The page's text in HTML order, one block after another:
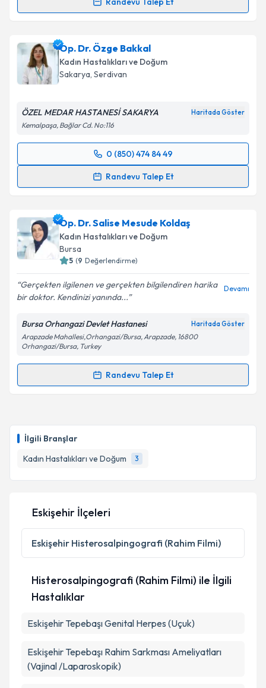
İlgili Branşlar
Kadın Hastalıkları ve Doğum
3
takvim hazırlandığında e-posta ile bilgilendireceğiz.
E-posta Adresiniz
Kişisel verilerimin işlenmesine ilişkin
Metni'ni okudum ve kişisel verilerimin belirtilen
kapsamda işlenmesini kabul ediyorum.
Takvim Talebini Gönder
Op. Dr. Özge Bakkal
Kadın Hastalıkları ve Doğum
Sakarya, Serdivan
ÖZEL MEDAR HASTANESİ SAKARYA Haritada Göster
Kemalpaşa, Bağlar Cd. No:116
0 (850) 474 84 49
Randevu Talep Et
Randevu Takvimi Talebi
takvim hazırlandığında e-posta ile bilgilendireceğiz.
E-posta Adresiniz
Kişisel verilerimin işlenmesine ilişkin
kapsamda işlenmesini kabul ediyorum.
Takvim Talebini Gönder
Op. Dr. Salise Mesude Koldaş
Kadın Hastalıkları ve Doğum
Bursa
5 (9 Değerlendirme)
Gerçekten ilgilenen ve gerçekten bilgilendiren harika
bir doktor. Kendinizi yanında...
Devamı
Bursa Orhangazi Devlet Hastanesi Haritada Göster
Arapzade Mahallesi,Orhangazi/Bursa, Arapzade, 16800
Orhangazi/Bursa, Turkey
Randevu Talep Et
Randevu Takvimi Talebi
için bir takvim hazırlandığında e-posta ile
bilgilendireceğiz.
E-posta Adresiniz
Kişisel verilerimin işlenmesine ilişkin
Aydınlatma
Metni'ni okudum ve kişisel verilerimin belirtilen
Eskişehir İlçeleri
Eskişehir Histerosalpingografi (Rahim Filmi)
Histerosalpingografi (Rahim Filmi) ile İlgili
Hastalıklar
Eskişehir Tepebaşı Genital Herpes (Uçuk)
Eskişehir Tepebaşı Rahim Sarkması Ameliyatları
(Vajinal /Laparoskopik)